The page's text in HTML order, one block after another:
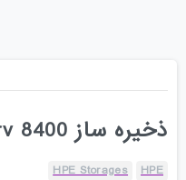
ذخیره ساز HPE 3PAR StoreServ 8400
HPE
HPE Storages